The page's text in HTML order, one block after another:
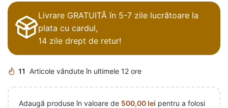
Livrare GRATUITĂ în 5-7 zile lucrătoare la
plata cu cardul,
14 zile drept de retur!
11 Articole vândute în ultimele 12 ore
Adaugă produse în valoare de 500,00 lei pentru a folosi